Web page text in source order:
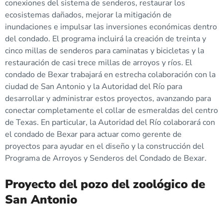
conexiones del sistema de senderos, restaurar los
ecosistemas dañados, mejorar la mitigación de
inundaciones e impulsar las inversiones económicas dentro
del condado. El programa incluirá la creación de treinta y
cinco millas de senderos para caminatas y bicicletas y la
restauración de casi trece millas de arroyos y ríos. El
condado de Bexar trabajará en estrecha colaboración con la
ciudad de San Antonio y la Autoridad del Río para
desarrollar y administrar estos proyectos, avanzando para
conectar completamente el collar de esmeraldas del centro
de Texas. En particular, la Autoridad del Río colaborará con
el condado de Bexar para actuar como gerente de
proyectos para ayudar en el diseño y la construcción del
Programa de Arroyos y Senderos del Condado de Bexar.
Proyecto del pozo del zoológico de
San Antonio